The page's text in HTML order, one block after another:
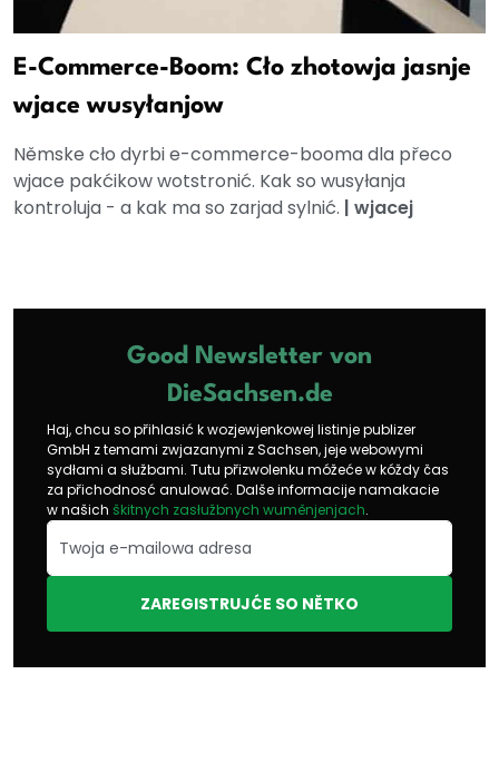
E-Commerce-Boom: Cło zhotowja jasnje
wjace wusyłanjow
Němske cło dyrbi e-commerce-booma dla přeco
wjace pakćikow wotstronić. Kak so wusyłanja
kontroluja - a kak ma so zarjad sylnić. | wjacej
Good Newsletter von
DieSachsen.de
Haj, chcu so přihlasić k wozjewjenkowej listinje publizer
GmbH z temami zwjazanymi z Sachsen, jeje webowymi
sydłami a słužbami. Tutu přizwolenku móžeće w kóždy čas
za přichodnosć anulować. Dalše informacije namakacie
w našich škitnych zasłužbnych wuměnjenjach.
ZAREGISTRUJĆE SO NĚTKO